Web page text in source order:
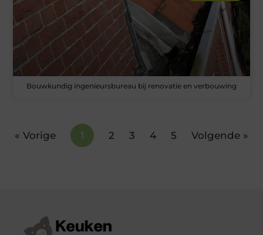
Bouwkundig ingenieursbureau bij renovatie en verbouwing
« Vorige 1 2 3 4 5 Volgende »